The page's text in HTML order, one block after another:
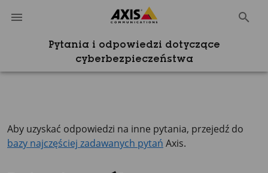
Pytania i odpowiedzi dotyczące
cyberbezpieczeństwa
Aby uzyskać odpowiedzi na inne pytania, przejedź do
bazy najczęściej zadawanych pytań Axis.